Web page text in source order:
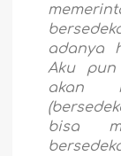
adanya
Aku
akan
bisa